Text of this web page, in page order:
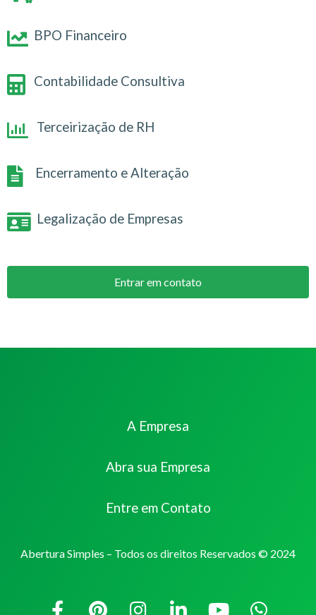
BPO Financeiro
Contabilidade Consultiva
Terceirização de RH
Encerramento e Alteração
Legalização de Empresas
Entrar em contato
A Empresa
Abra sua Empresa
Entre em Contato
Abertura Simples – Todos os direitos Reservados © 2024